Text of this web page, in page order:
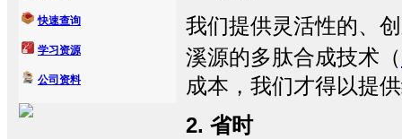
快速查询
学习资源
公司资料
我们提供灵活性的、
溪源的多肽合成技术（
成本，我们才得以提
2. 省时